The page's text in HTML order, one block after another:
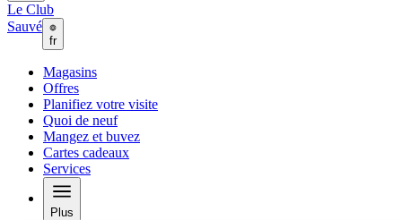
Le Club
Sauvé
fr
Magasins
Offres
Planifiez votre visite
Quoi de neuf
Mangez et buvez
Cartes cadeaux
Services
Plus